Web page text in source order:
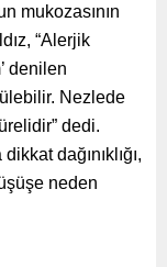
mukozasının
“Alerjik
denilen
Nezlede
dedi.
dağınıklığı,
neden